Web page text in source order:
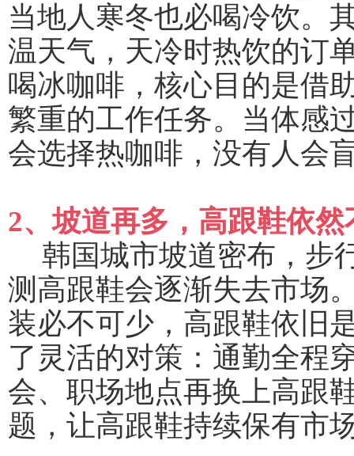
当地人寒冬也必喝冷饮。
温天气，天冷时热饮的订
喝冰咖啡，核心目的是借
繁重的工作任务。当体感
会选择热咖啡，没有人会
2、坡道再多，高跟鞋依
韩国城市坡道密布，步
测高跟鞋会逐渐失去市场
装必不可少，高跟鞋依旧
了灵活的对策：通勤全程
会、职场地点再换上高跟
题，让高跟鞋持续保有市